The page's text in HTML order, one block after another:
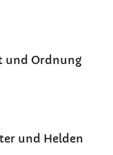
und Ordnung
und Helden